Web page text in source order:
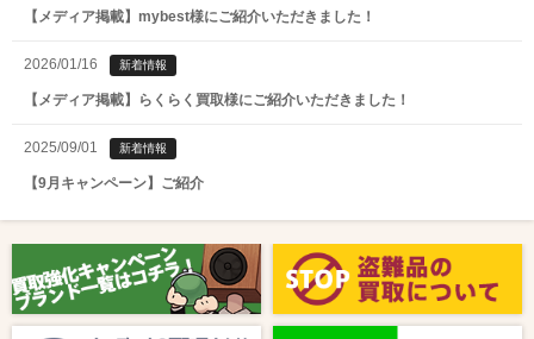
【メディア掲載】mybest様にご紹介いただきました！
2026/01/16 新着情報
【メディア掲載】らくらく買取様にご紹介いただきました！
2025/09/01 新着情報
【9月キャンペーン】ご紹介
【8月キャンペーン】ご紹介
2024/10/04 新着情報